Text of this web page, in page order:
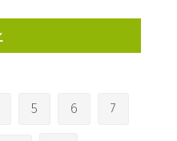
5 6 7